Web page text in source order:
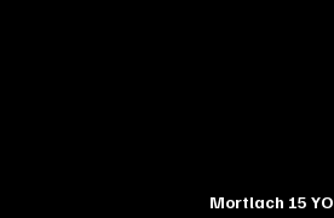
Mortlach 15 YO